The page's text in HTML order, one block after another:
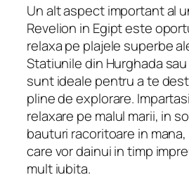
Un alt aspect important al
Revelion in Egipt este
relaxa pe plajele superbe
Statiunile din Hurghada sau
sunt ideale pentru a te
pline de explorare.
relaxare pe malul marii, in
bauturi racoritoare in
care vor dainui in timp
mult iubita.